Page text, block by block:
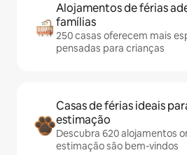
Alojamentos de férias
famílias
250 casas oferecem mais
pensadas para crianças
Casas de férias ideais
estimação
Descubra 620 alojamentos
estimação são bem-vindos